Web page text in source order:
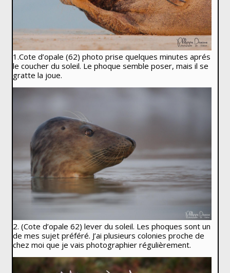
1.Cote d’opale (62) photo prise quelques minutes aprés
le coucher du soleil. Le phoque semble poser, mais il se
gratte la joue.
2. (Cote d’opale 62) lever du soleil. Les phoques sont un
de mes sujet préféré. J’ai plusieurs colonies proche de
chez moi que je vais photographier régulièrement.